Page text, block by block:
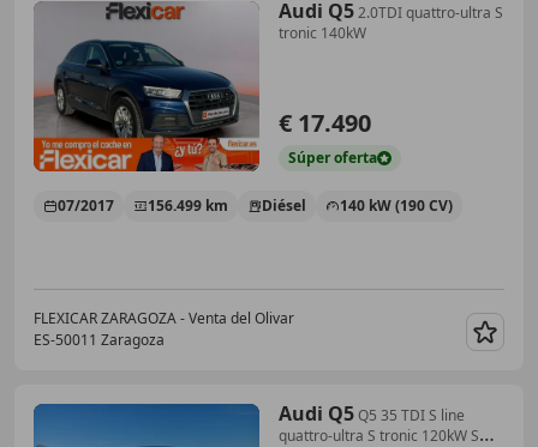
Audi Q52.0TDI quattro-ultra S
tronic 140kW
€ 17.490
Súperoferta
07/2017 156.499 km Diésel 140 kW (190 CV)
FLEXICAR ZARAGOZA - Venta del Olivar
ES-50011 Zaragoza
Audi Q5Q5 35 TDI S line
quattro-ultra S tronic 120kW S